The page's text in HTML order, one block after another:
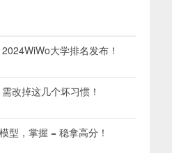
大学排名发布！
改掉这几个坏习惯！
型，掌握 = 稳拿高分！